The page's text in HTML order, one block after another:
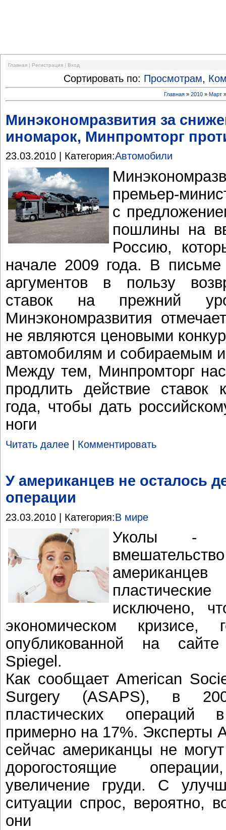
Главная | Регистрация | Вход
Сортировать по: Просмотрам,
Главная »2010 » Март
Минэкономразвития за
иномарок, Минпромторг
23.03.2010 | Категория:Автомобили
премьер-
с
пошлины на
Россию,
начале 2009 года. В письме
аргументов в пользу
ставок на прежний
Минэкономразвития
не являются ценовыми
автомобилям и собираемым
Между тем, Минпромторг
продлить действие
года, чтобы дать
ноги
Читать далее | Комментировать
У американцев не осталось
операции
23.03.2010 | Категория:В мире
Уколы -
исключено,
экономическом кризисе,
опубликованной на
Spiegel.
Как сообщает American
Surgery (ASAPS), в
пластических
примерно на 17%. Эксперты
сейчас американцы не
дорогостоящие
увеличение груди. С
ситуации спрос, вероятно,
они